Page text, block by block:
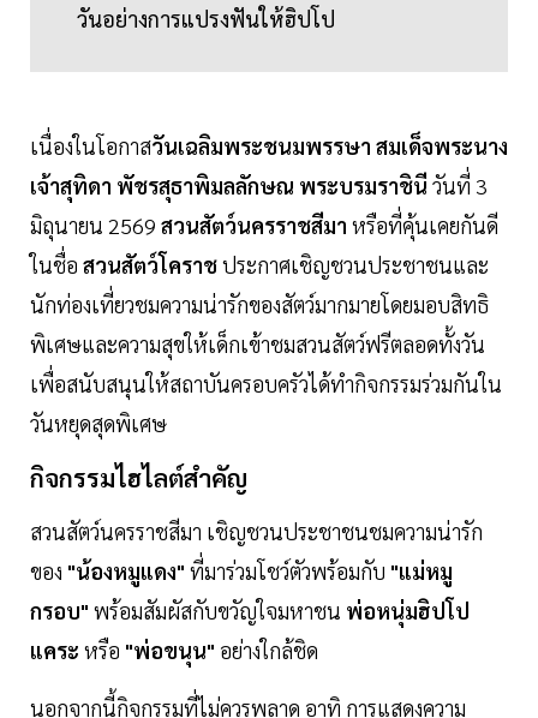
วันอย่างการแปรงฟันให้ฮิปโป
เนื่องในโอกาสวันเฉลิมพระชนมพรรษา สมเด็จพระนาง
เจ้าสุทิดา พัชรสุธาพิมลลักษณ พระบรมราชินี วันที่ 3
มิถุนายน 2569 สวนสัตว์นครราชสีมา หรือที่คุ้นเคยกันดี
ในชื่อ สวนสัตว์โคราชประกาศเชิญชวนประชาชนและ
นักท่องเที่ยวชมความน่ารักของสัตว์มากมายโดยมอบสิทธิ
พิเศษและความสุขให้เด็กเข้าชมสวนสัตว์ฟรีตลอดทั้งวัน
เพื่อสนับสนุนให้สถาบันครอบครัวได้ทำกิจกรรมร่วมกันใน
วันหยุดสุดพิเศษ
กิจกรรมไฮไลต์สำคัญ
สวนสัตว์นครราชสีมา เชิญชวนประชาชนชมความน่ารัก
ของ "น้องหมูแดง" ที่มาร่วมโชว์ตัวพร้อมกับ "แม่หมู
กรอบ" พร้อมสัมผัสกับขวัญใจมหาชน พ่อหนุ่มฮิปโป
แคระ หรือ "พ่อขนุน" อย่างใกล้ชิด
นอกจากนี้กิจกรรมที่ไม่ควรพลาด อาทิ การแสดงความ